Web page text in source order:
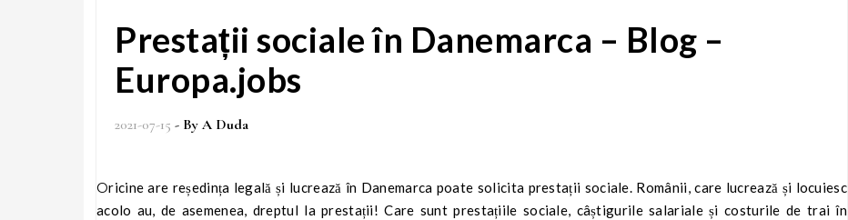
Prestații sociale în Danemarca – Blog –
Europa.jobs
2021-07-15 - By A Duda
Oricine are reședința legală și lucrează în Danemarca poate solicita prestații sociale. Românii, care lucrează și locuiesc
acolo au, de asemenea, dreptul la prestații! Care sunt prestațiile sociale, câștigurile salariale și costurile de trai în